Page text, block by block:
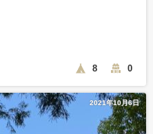
8 0
2021年10月6日